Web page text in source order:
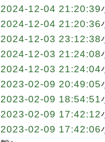
2024-12-04 21:20:39
2024-12-04 21:20:36
2024-12-03 23:12:38
2024-12-03 21:24:08
2024-12-03 21:24:04
2023-02-09 20:49:05
2023-02-09 18:54:51
2023-02-09 17:42:12
2023-02-09 17:42:06